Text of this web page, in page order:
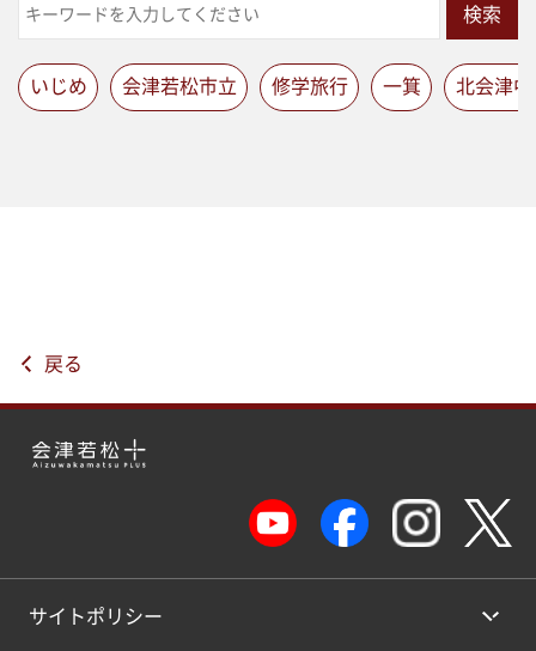
検索
いじめ 会津若松市立 修学旅行 一箕 北会津中
戻る
サイトポリシー